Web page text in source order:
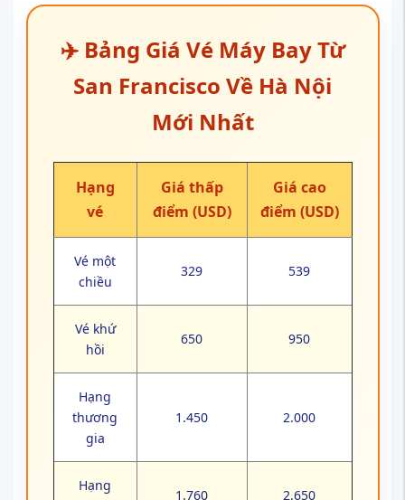
✈️ Bảng Giá Vé Máy Bay Từ
San Francisco Về Hà Nội
Mới Nhất
Hạng
vé
Giá thấp
điểm (USD)
Giá cao
điểm (USD)
Vé một
chiều
329 539
Vé khứ
hồi
650 950
Hạng
thương
gia
1.450 2.000
Hạng
1.760 2.650